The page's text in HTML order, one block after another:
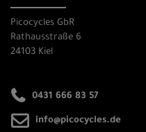
Picocycles GbR
Rathausstraße 6
24103 Kiel
0431 666 83 57
info@picocycles.de